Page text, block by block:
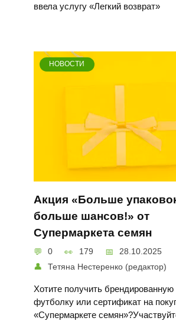
ввела услугу «Легкий возврат»
НОВОСТИ
Акция «Больше
больше шансов!» от
Супермаркета семян
0 179
28.10.2025
Тетяна Нестеренко (редактор)
Хотите получить брендированную
футболку или сертификат на
«Супермаркете